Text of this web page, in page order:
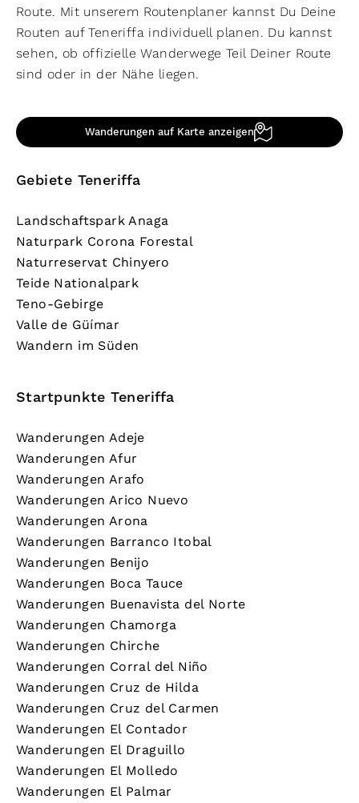
Route. Mit unserem Routenplaner kannst Du Deine
Routen auf Teneriffa individuell planen. Du kannst
sehen, ob offizielle Wanderwege Teil Deiner Route
sind oder in der Nähe liegen.
Wanderungen auf Karte anzeigen
Gebiete Teneriffa
Landschaftspark Anaga
Naturpark Corona Forestal
Naturreservat Chinyero
Teide Nationalpark
Teno-Gebirge
Valle de Güímar
Wandern im Süden
Startpunkte Teneriffa
Wanderungen Adeje
Wanderungen Afur
Wanderungen Arafo
Wanderungen Arico Nuevo
Wanderungen Arona
Wanderungen Barranco Itobal
Wanderungen Benijo
Wanderungen Boca Tauce
Wanderungen Buenavista del Norte
Wanderungen Chamorga
Wanderungen Chirche
Wanderungen Corral del Niño
Wanderungen Cruz de Hilda
Wanderungen Cruz del Carmen
Wanderungen El Contador
Wanderungen El Draguillo
Wanderungen El Molledo
Wanderungen El Palmar